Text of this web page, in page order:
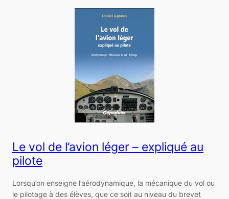
Le vol de l’avion léger – expliqué au
pilote
Lorsqu’on enseigne l’aérodynamique, la mécanique du vol ou
le pilotage à des élèves, que ce soit au niveau du brevet